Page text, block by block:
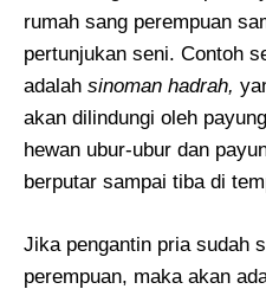
rumah sang perempuan
pertunjukan seni. Contoh
adalah sinoman hadrah,
akan dilindungi oleh
hewan ubur-ubur dan
berputar sampai tiba di
Jika pengantin pria sudah
perempuan, maka akan